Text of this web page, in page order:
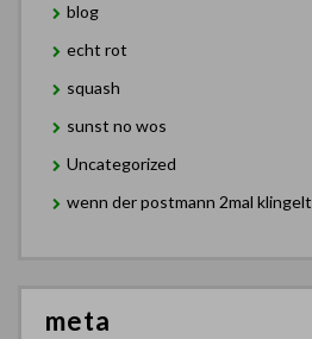
blog
echt rot
squash
sunst no wos
Uncategorized
wenn der postmann 2mal klingelt
meta